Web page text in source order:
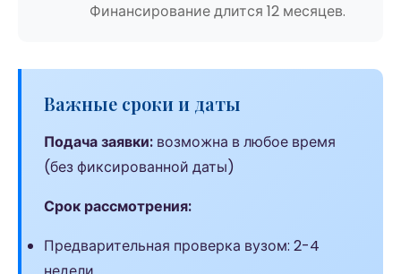
Финансирование длится 12 месяцев.
Важные сроки и даты
Подача заявки: возможна в любое время
(без фиксированной даты)
Срок рассмотрения:
Предварительная проверка вузом: 2-4